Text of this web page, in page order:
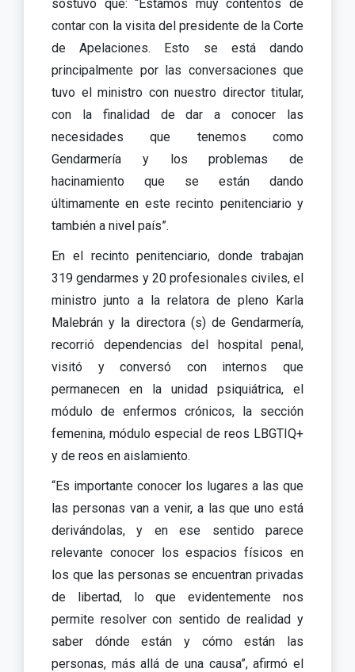
sostuvo que: “Estamos muy contentos de
contar con la visita del presidente de la Corte
de Apelaciones. Esto se está dando
principalmente por las conversaciones que
tuvo el ministro con nuestro director titular,
con la finalidad de dar a conocer las
necesidades que tenemos como
Gendarmería y los problemas de
hacinamiento que se están dando
últimamente en este recinto penitenciario y
también a nivel país”.
En el recinto penitenciario, donde trabajan
319 gendarmes y 20 profesionales civiles, el
ministro junto a la relatora de pleno Karla
Malebrán y la directora (s) de Gendarmería,
recorrió dependencias del hospital penal,
visitó y conversó con internos que
permanecen en la unidad psiquiátrica, el
módulo de enfermos crónicos, la sección
femenina, módulo especial de reos LBGTIQ+
y de reos en aislamiento.
“Es importante conocer los lugares a las que
las personas van a venir, a las que uno está
derivándolas, y en ese sentido parece
relevante conocer los espacios físicos en
los que las personas se encuentran privadas
de libertad, lo que evidentemente nos
permite resolver con sentido de realidad y
saber dónde están y cómo están las
personas, más allá de una causa”, afirmó el